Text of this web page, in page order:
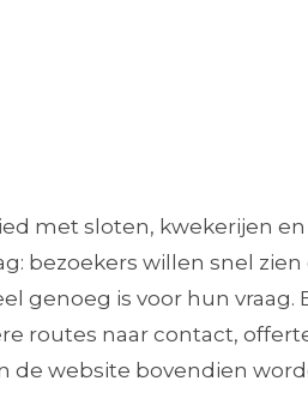
met sloten, kwekerijen
bezoekers willen snel
genoeg is voor hun vraag.
routes naar contact,
de website bovendien